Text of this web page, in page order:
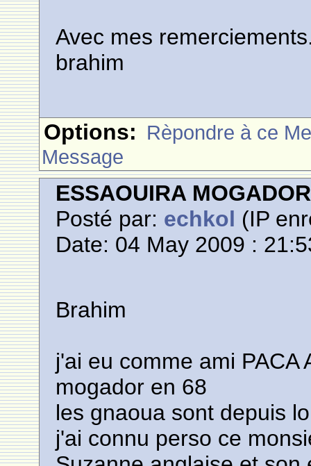
Avec mes
brahim
Options: Rèpondre à ce
Message
ESSAOUIRA MOGADOR
Posté par: echkol (IP
Date: 04 May 2009 :
Brahim
j'ai eu comme ami
mogador en 68
les gnaoua sont depuis
j'ai connu perso ce